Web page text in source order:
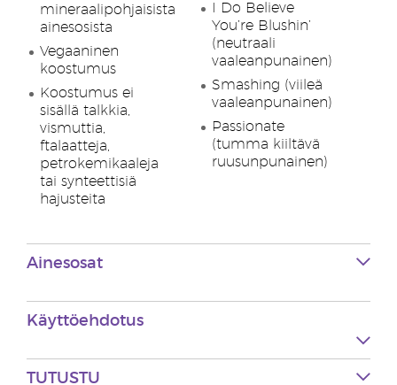
mineraalipohjaisista
ainesosista
Vegaaninen
koostumus
Koostumus ei
sisällä talkkia,
vismuttia,
ftalaatteja,
petrokemikaaleja
tai synteettisiä
hajusteita
I Do Believe
You’re Blushin’
(neutraali
vaaleanpunainen)
Smashing (viileä
vaaleanpunainen)
Passionate
(tumma kiiltävä
ruusunpunainen)
Ainesosat
Käyttöehdotus
TUTUSTU